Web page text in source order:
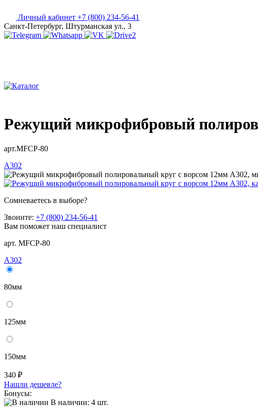
Личный кабинет +7 (800) 234-56-41
Санкт-Петербург, Штурманская ул., 3
Режущий микрофибровый
арт.MFCP-80
A302
Сомневаетесь в выборе?
Звоните: +7 (800) 234-56-41
Вам поможет наш специалист
арт. MFCP-80
A302
80мм
125мм
150мм
340 ₽
Нашли дешевле?
Бонусы:
В наличии: 4 шт.